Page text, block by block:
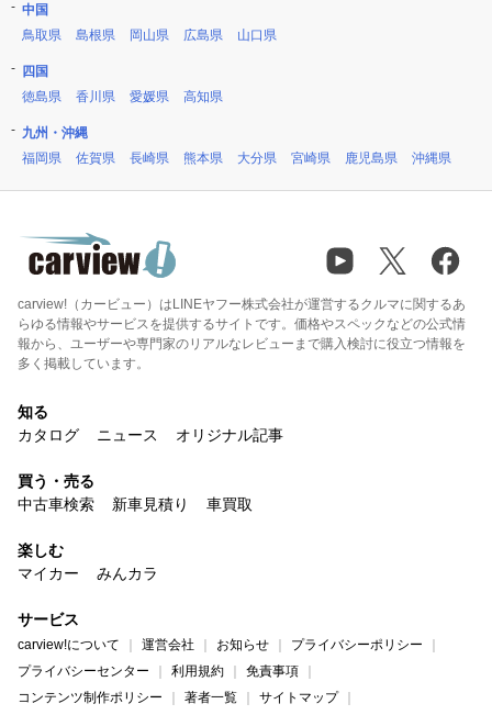
中国
鳥取県
島根県 岡山県 広島県 山口県
四国
徳島県
香川県 愛媛県 高知県
九州・沖縄
福岡県
佐賀県 長崎県 熊本県 大分県 宮崎県 鹿児島県 沖縄県
carview!（カービュー）はLINEヤフー株式会社が運営するクルマに関するあ
らゆる情報やサービスを提供するサイトです。価格やスペックなどの公式情
報から、ユーザーや専門家のリアルなレビューまで購入検討に役立つ情報を
多く掲載しています。
知る
カタログ
ニュース オリジナル記事
買う・売る
中古車検索
新車見積り 車買取
楽しむ
マイカー
みんカラ
サービス
carview!について 運営会社 お知らせ
プライバシーポリシー
プライバシーセンター
利用規約
免責事項
コンテンツ制作ポリシー
著者一覧 サイトマップ